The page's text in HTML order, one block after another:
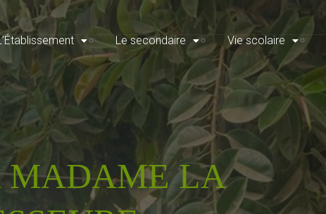
Le secondaire Vie scolaire
MADAME LA